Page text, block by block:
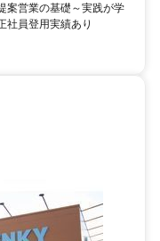
業の基礎～実践が学
員登用実績あり